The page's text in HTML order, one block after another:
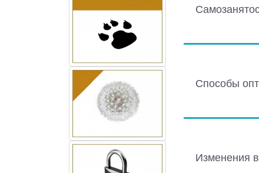
Способы
Изменения